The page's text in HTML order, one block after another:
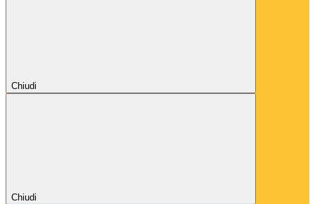
Chiudi
Chiudi